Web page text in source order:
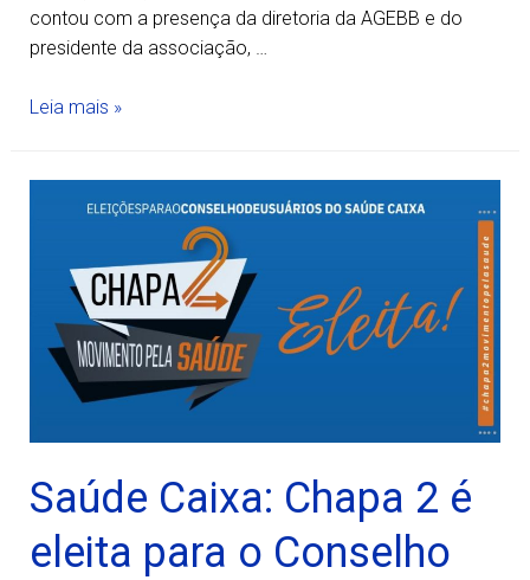
contou com a presença da diretoria da AGEBB e do
presidente da associação, …
Leia mais »
Saúde Caixa: Chapa 2 é
eleita para o Conselho